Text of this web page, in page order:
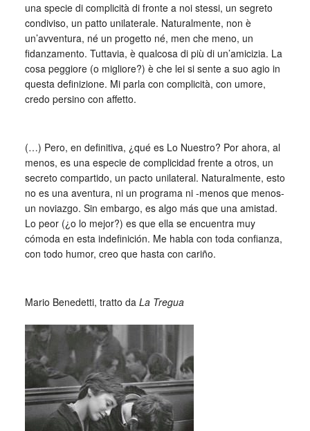
una specie di complicità di fronte a noi stessi, un segreto
condiviso, un patto unilaterale. Naturalmente, non è
un’avventura, né un progetto né, men che meno, un
fidanzamento. Tuttavia, è qualcosa di più di un’amicizia. La
cosa peggiore (o migliore?) è che lei si sente a suo agio in
questa definizione. Mi parla con complicità, con umore,
credo persino con affetto.
(…) Pero, en definitiva, ¿qué es Lo Nuestro? Por ahora, al
menos, es una especie de complicidad frente a otros, un
secreto compartido, un pacto unilateral. Naturalmente, esto
no es una aventura, ni un programa ni -menos que menos-
un noviazgo. Sin embargo, es algo más que una amistad.
Lo peor (¿o lo mejor?) es que ella se encuentra muy
cómoda en esta indefinición. Me habla con toda confianza,
con todo humor, creo que hasta con cariño.
Mario Benedetti, tratto da La Tregua